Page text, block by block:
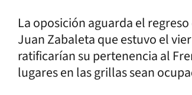
La oposición aguarda el
Juan Zabaleta que estuvo el
ratificarían su pertenencia al
lugares en las grillas sean